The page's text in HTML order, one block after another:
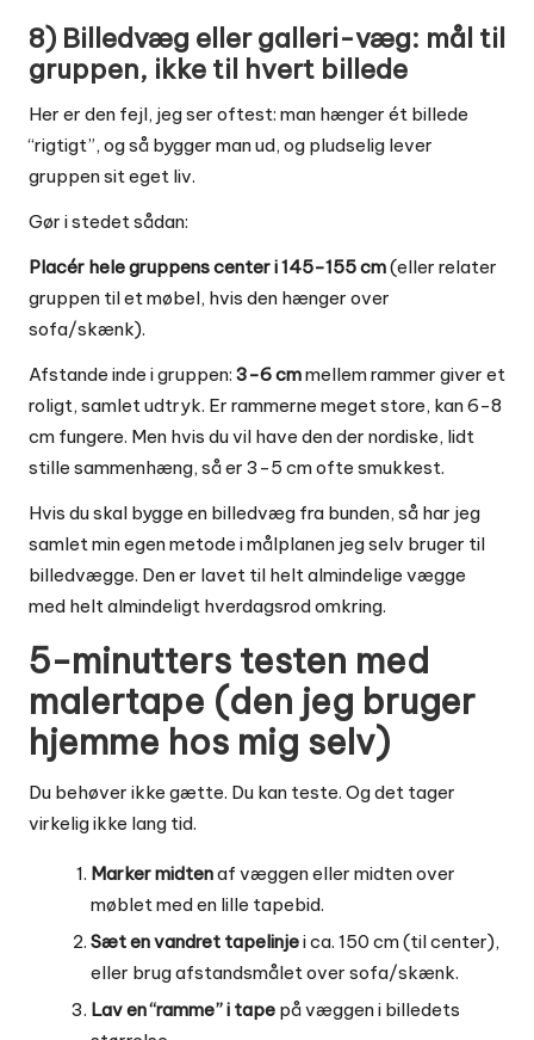
8) Billedvæg eller galleri-væg: mål til
gruppen, ikke til hvert billede
Her er den fejl, jeg ser oftest: man hænger ét billede
“rigtigt”, og så bygger man ud, og pludselig lever
gruppen sit eget liv.
Gør i stedet sådan:
Placér hele gruppens center i 145-155 cm(eller relater
gruppen til et møbel, hvis den hænger over
sofa/skænk).
Afstande inde i gruppen: 3-6 cmmellem rammer giver et
roligt, samlet udtryk. Er rammerne meget store, kan 6-8
cm fungere. Men hvis du vil have den der nordiske, lidt
stille sammenhæng, så er 3-5 cm ofte smukkest.
Hvis du skal bygge en billedvæg fra bunden, så har jeg
samlet min egen metode imålplanen jeg selv bruger til
billedvægge. Den er lavet til helt almindelige vægge
med helt almindeligt hverdagsrod omkring.
5-minutters testen med
malertape (den jeg bruger
hjemme hos mig selv)
Du behøver ikke gætte. Du kan teste. Og det tager
virkelig ikke lang tid.
Marker midtenaf væggen eller midten over
møblet med en lille tapebid.
Sæt en vandret tapelinjei ca. 150 cm (til center),
eller brug afstandsmålet over sofa/skænk.
Lav en “ramme” i tape på væggen i billedets